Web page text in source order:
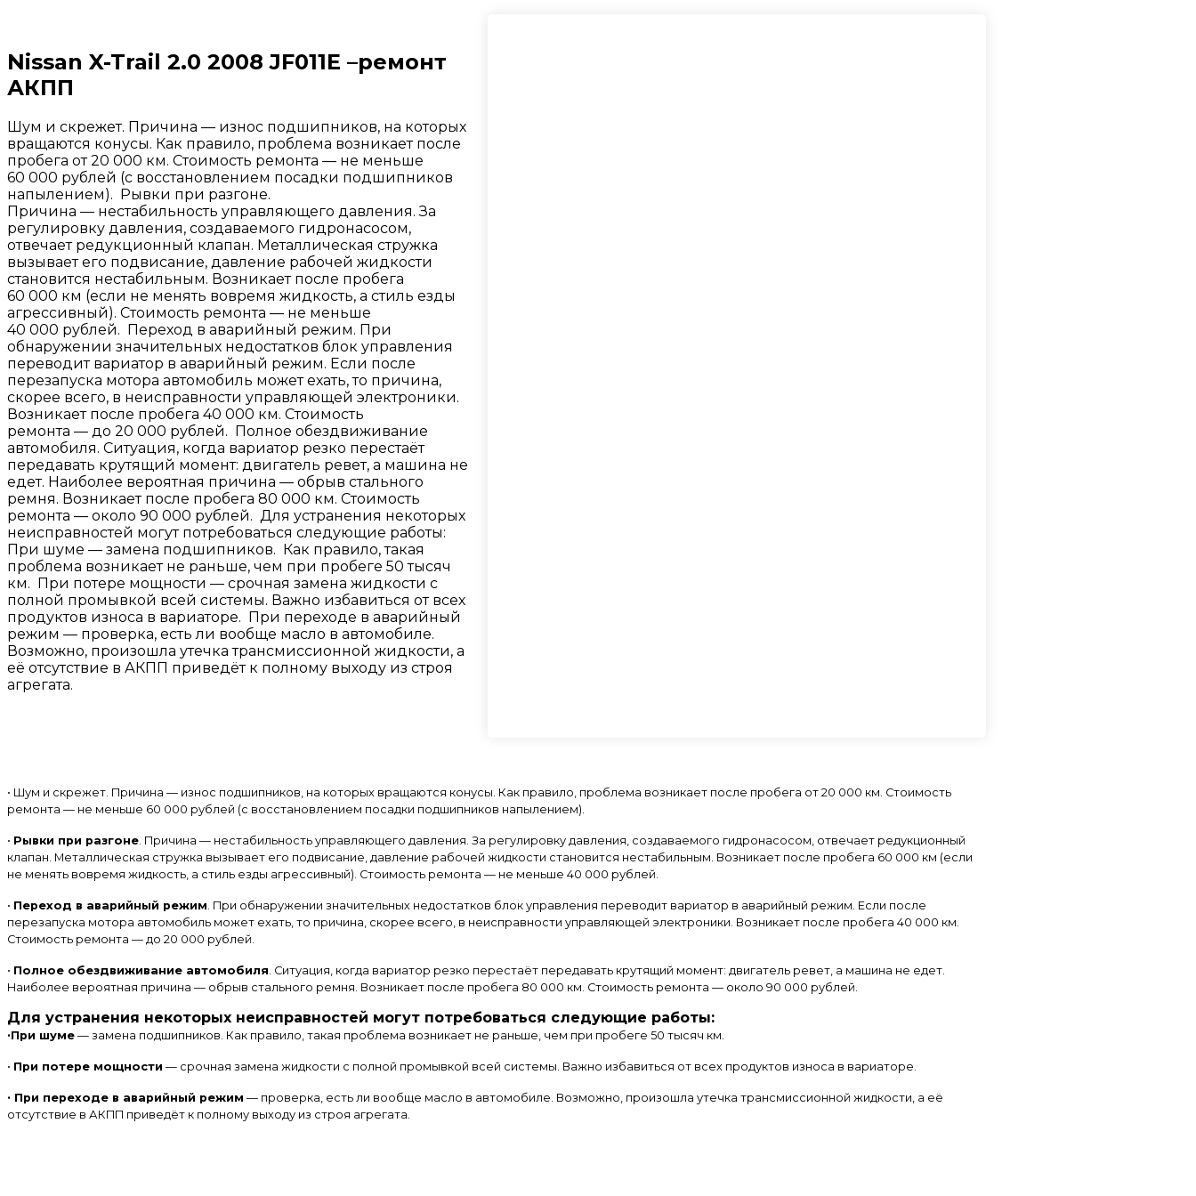
Nissan X-Trail 2.0 2008 JF011E –ремонт
АКПП
Шум и скрежет. Причина — износ подшипников, на которых
вращаются конусы. Как правило, проблема возникает после
пробега от 20 000 км. Стоимость ремонта — не меньше
60 000 рублей (с восстановлением посадки подшипников
напылением). Рывки при разгоне.
Причина — нестабильность управляющего давления. За
регулировку давления, создаваемого гидронасосом,
отвечает редукционный клапан. Металлическая стружка
вызывает его подвисание, давление рабочей жидкости
становится нестабильным. Возникает после пробега
60 000 км (если не менять вовремя жидкость, а стиль езды
агрессивный). Стоимость ремонта — не меньше
40 000 рублей. Переход в аварийный режим. При
обнаружении значительных недостатков блок управления
переводит вариатор в аварийный режим. Если после
перезапуска мотора автомобиль может ехать, то причина,
скорее всего, в неисправности управляющей электроники.
Возникает после пробега 40 000 км. Стоимость
ремонта — до 20 000 рублей. Полное обездвиживание
автомобиля. Ситуация, когда вариатор резко перестаёт
передавать крутящий момент: двигатель ревет, а машина не
едет. Наиболее вероятная причина — обрыв стального
ремня. Возникает после пробега 80 000 км. Стоимость
ремонта — около 90 000 рублей. Для устранения некоторых
неисправностей могут потребоваться следующие работы:
При шуме — замена подшипников. Как правило, такая
проблема возникает не раньше, чем при пробеге 50 тысяч
км. При потере мощности — срочная замена жидкости с
полной промывкой всей системы. Важно избавиться от всех
продуктов износа в вариаторе. При переходе в аварийный
режим — проверка, есть ли вообще масло в автомобиле.
Возможно, произошла утечка трансмиссионной жидкости, а
её отсутствие в АКПП приведёт к полному выходу из строя
агрегата.
• Шум и скрежет. Причина — износ подшипников, на которых вращаются конусы. Как правило, проблема возникает после пробега от 20 000 км. Стоимость
ремонта — не меньше 60 000 рублей (с восстановлением посадки подшипников напылением).
• Рывки при разгоне. Причина — нестабильность управляющего давления. За регулировку давления, создаваемого гидронасосом, отвечает редукционный
клапан. Металлическая стружка вызывает его подвисание, давление рабочей жидкости становится нестабильным. Возникает после пробега 60 000 км (если
не менять вовремя жидкость, а стиль езды агрессивный). Стоимость ремонта — не меньше 40 000 рублей.
• Переход в аварийный режим. При обнаружении значительных недостатков блок управления переводит вариатор в аварийный режим. Если после
перезапуска мотора автомобиль может ехать, то причина, скорее всего, в неисправности управляющей электроники. Возникает после пробега 40 000 км.
Стоимость ремонта — до 20 000 рублей.
• Полное обездвиживание автомобиля. Ситуация, когда вариатор резко перестаёт передавать крутящий момент: двигатель ревет, а машина не едет.
Наиболее вероятная причина — обрыв стального ремня. Возникает после пробега 80 000 км. Стоимость ремонта — около 90 000 рублей.
Для устранения некоторых неисправностей могут потребоваться следующие работы:
•При шуме — замена подшипников. Как правило, такая проблема возникает не раньше, чем при пробеге 50 тысяч км.
• При потере мощности — срочная замена жидкости с полной промывкой всей системы. Важно избавиться от всех продуктов износа в вариаторе.
• При переходе в аварийный режим — проверка, есть ли вообще масло в автомобиле. Возможно, произошла утечка трансмиссионной жидкости, а её
отсутствие в АКПП приведёт к полному выходу из строя агрегата.